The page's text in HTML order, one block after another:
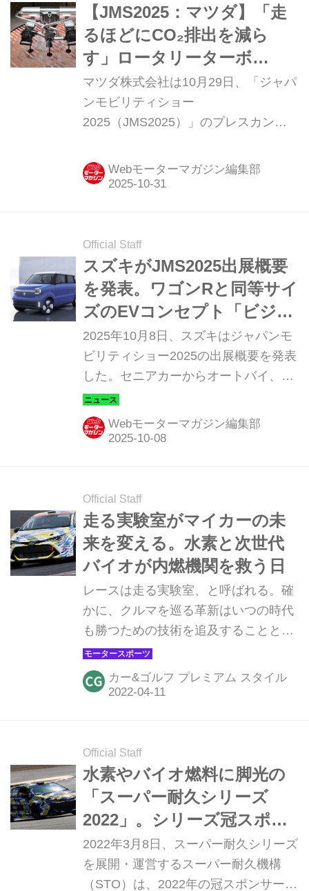
テオ51」は、ユーグレナ社が展開する
次世代バイオディーゼル燃料ブランド
「サステオ」のラインアップのひと
つ。主に使用済み食用油を原料とした
HVO（Hydrotreated Vegetable Oil：水
素化植物油）を51％混合した燃料だ。
軽油と同等の性質を持つため、既存...
【JMS2025：マツダ】「走
るほどにCO₂排出を減ら
す」ロータリーターボ
PHEV「MAZDA VISION X-
COUPE」を世界初披露
マツダ株式会社は10月29日、「ジャパ
ンモビリティショー
2025（JMS2025）」のプレスカンフ
デル、「MAZDA VISION X-COUPEと
「MAZDA VISION X-COMPACT」を世
は「走る歓びは、地球を笑顔にす
る」。大気中のCO2を削減できる新技
術の実証など、独自の進化はますます
加速する。（写真：伊藤嘉啓）
Webモーターマガジン編集部
Official Staff
スズキがJMS2025出展概要
を発表。ワゴンRと同等サイ
ズのEVコンセプト「ビジョ
ン eスカイ」、2026年度内
の量産化か
2025年10月8日、スズキはジャパンモ
ビリティショー2025の出展概要を発表
した。セニアカーからオートバイ、船
外機までさまざまなモビリティを開
発・販売するスズキだが、四輪自動車
のジャンルでは参考出品車を2台、市
Webモーターマガジン編集部
Official Staff
走る実験室がマイカーの未
来を変える。水素と次世代
バイオが内燃機関を救う日
レースは走る実験室、と呼ばれる。確
かに、クルマを巡る革新はいつの時代
も勝つための技術を追及することと、
強くかかわり続けてきた。そして今、
やっぱりレースの世界で新しい時代が
芽生えようとしている。ナンバーがつ
している・・・そのカギを握るのが水
素と次世代バイオ、ふたつのクリーン
燃料だ。
カー&ゴルフ プレミアム スタイル
Official Staff
水素やバイオ燃料に脚光の
「スーパー耐久シリーズ
2022」。シリーズ冠スポン
サーにエネオス（ＥＮＥＯ
Ｓ）が決定
2022年3月8日、スーパー耐久シリーズ
を展開・運営するスーパー耐久機構
（STO）は、2022年の冠スポンサーに